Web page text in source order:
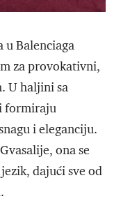
Balenciaga
za provokativni,
U haljini sa
formiraju
i eleganciju.
ona se
dajući sve od